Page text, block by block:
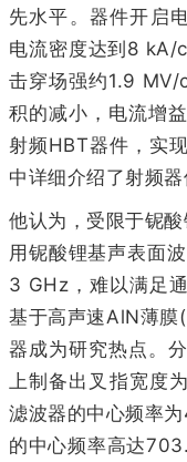
先水平。器件开启
电流密度达到8 kA/
击穿场强约1.9 MV/
积的减小，电流增
射频HBT器件，实
中详细介绍了射频器
他认为，受限于铌
用铌酸锂基声表面
3 GHz，难以满足
基于高声速AlN薄
器成为研究热点。
上制备出叉指宽度
滤波器的中心频率
的中心频率高达